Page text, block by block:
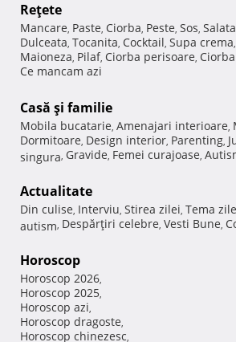
Reţete
Mancare, Paste, Ciorba, Peste, Sos, Salata
Dulceata, Tocanita, Cocktail, Supa crema,
Maioneza, Pilaf, Ciorba perisoare,
Ce mancam azi
Casă şi familie
Mobila bucatarie, Amenajari interioare,
Dormitoare, Design interior, Parenting,
singura, Gravide, Femei curajoase,
Actualitate
Din culise, Interviu, Stirea zilei, Tema
autism, Despărţiri celebre, Vesti Bune,
Horoscop
Horoscop 2026,
Horoscop 2025,
Horoscop azi,
Horoscop dragoste,
Horoscop chinezesc,